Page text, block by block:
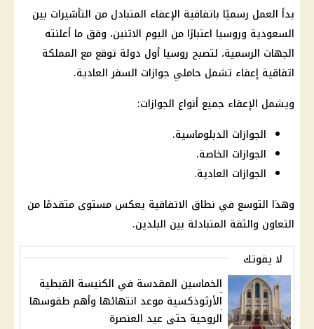
بدأ العمل رسميًا باتفاقية الإعفاء المتبادل من التأشيرات بين
السعودية وروسيا اعتبارًا من اليوم الاثنين، وفق ما أعلنته
الجهات الرسمية، لتصبح روسيا أول دولة توقع مع المملكة
اتفاقية إعفاء تشمل حاملي جوازات السفر العادية.
ويشمل الإعفاء جميع أنواع الجوازات:
الجوازات الدبلوماسية.
الجوازات الخاصة.
الجوازات العادية.
وهذا التوسع في نطاق الاتفاقية يعكس مستوى متقدمًا من
التعاون والثقة المتبادلة بين البلدين.
لا يفوتك
الخماسين المقدسة في الكنيسة القبطية
الأرثوذكسية موعد انتهائها وأهم طقوسها
الروحية حتى عيد العنصرة